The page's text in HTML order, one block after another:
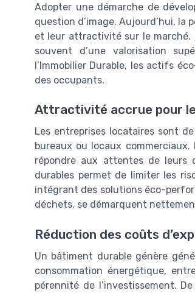
Adopter une démarche de
question d’image. Aujourd’hui,
et leur attractivité sur le marché.
souvent d’une valorisation
l’Immobilier Durable, les actifs
des occupants.
Attractivité accrue pour
Les entreprises locataires sont
bureaux ou locaux
répondre aux attentes de leurs
durables permet de limiter les
intégrant des solutions éco-
déchets, se démarquent
Réduction des coûts
Un bâtiment durable génère
consommation énergétique,
pérennité de l’investissement.